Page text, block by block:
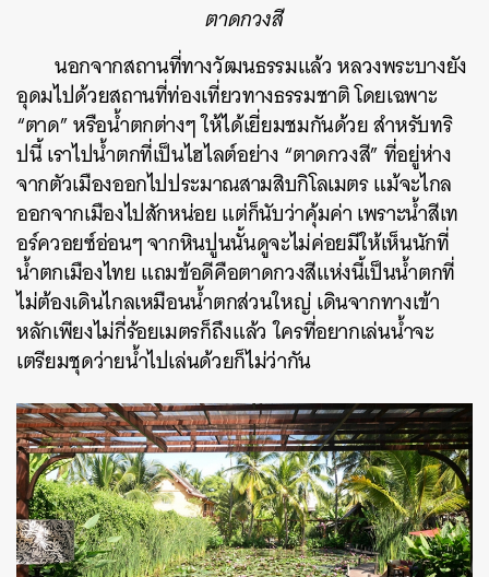
ตาดกวงสี
นอกจากสถานที่ทางวัฒนธรรมแล้ว หลวงพระบางยัง
อุดมไปด้วยสถานที่ท่องเที่ยวทางธรรมชาติ โดยเฉพาะ
“ตาด” หรือน้ำตกต่างๆ ให้ได้เยี่ยมชมกันด้วย สำหรับทริ
ปนี้ เราไปน้ำตกที่เป็นไฮไลต์อย่าง “ตาดกวงสี” ที่อยู่ห่าง
จากตัวเมืองออกไปประมาณสามสิบกิโลเมตร แม้จะไกล
ออกจากเมืองไปสักหน่อย แต่ก็นับว่าคุ้มค่า เพราะน้ำสีเท
อร์ควอยซ์อ่อนๆ จากหินปูนนั้นดูจะไม่ค่อยมีให้เห็นนักที่
น้ำตกเมืองไทย แถมข้อดีคือตาดกวงสีแห่งนี้เป็นน้ำตกที่
ไม่ต้องเดินไกลเหมือนน้ำตกส่วนใหญ่ เดินจากทางเข้า
หลักเพียงไม่กี่ร้อยเมตรก็ถึงแล้ว ใครที่อยากเล่นน้ำจะ
เตรียมชุดว่ายน้ำไปเล่นด้วยก็ไม่ว่ากัน